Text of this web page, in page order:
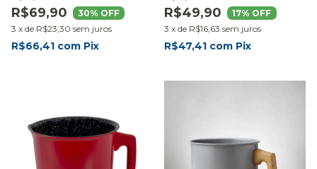
RMaisCasa
R$69,90
30% OFF
3 x de R$23,30 sem juros
R$66,41 com Pix
R$49,90
17% OFF
3 x de R$16,63 sem juros
R$47,41 com Pix